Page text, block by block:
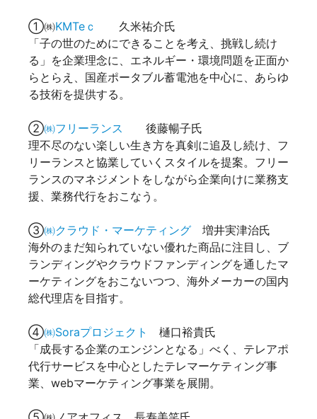
①㈱KMTeｃ
久米祐介氏
「子の世のためにできることを考え、挑戦し続け
る」を企業理念に、エネルギー・環境問題を正面か
らとらえ、国産ポータブル蓄電池を中心に、あらゆ
る技術を提供する。
②㈱フリーランス 後藤暢子氏
理不尽のない楽しい生き方を真剣に追及し続け、フ
リーランスと協業していくスタイルを提案。フリー
ランスのマネジメントをしながら企業向けに業務支
援、業務代行をおこなう。
③㈱クラウド・マーケティング 増井実津治氏
海外のまだ知られていない優れた商品に注目し、ブ
ランディングやクラウドファンディングを通したマ
ーケティングをおこないつつ、海外メーカーの国内
総代理店を目指す。
④㈱Soraプロジェクト
樋口裕貴氏
「成長する企業のエンジンとなる」べく、テレアポ
代行サービスを中心としたテレマーケティング事
業、webマーケティング事業を展開。